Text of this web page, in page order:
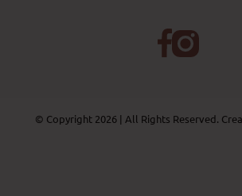
© Copyright 2026 | All Rights Reserved.